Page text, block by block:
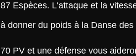
87 Espèces. L’attaque et la
à donner du poids à la Danse
70 PV et une défense vous